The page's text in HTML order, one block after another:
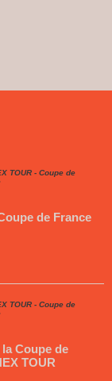
TOUR - Coupe de
de France
TOUR - Coupe de
Coupe de
TOUR